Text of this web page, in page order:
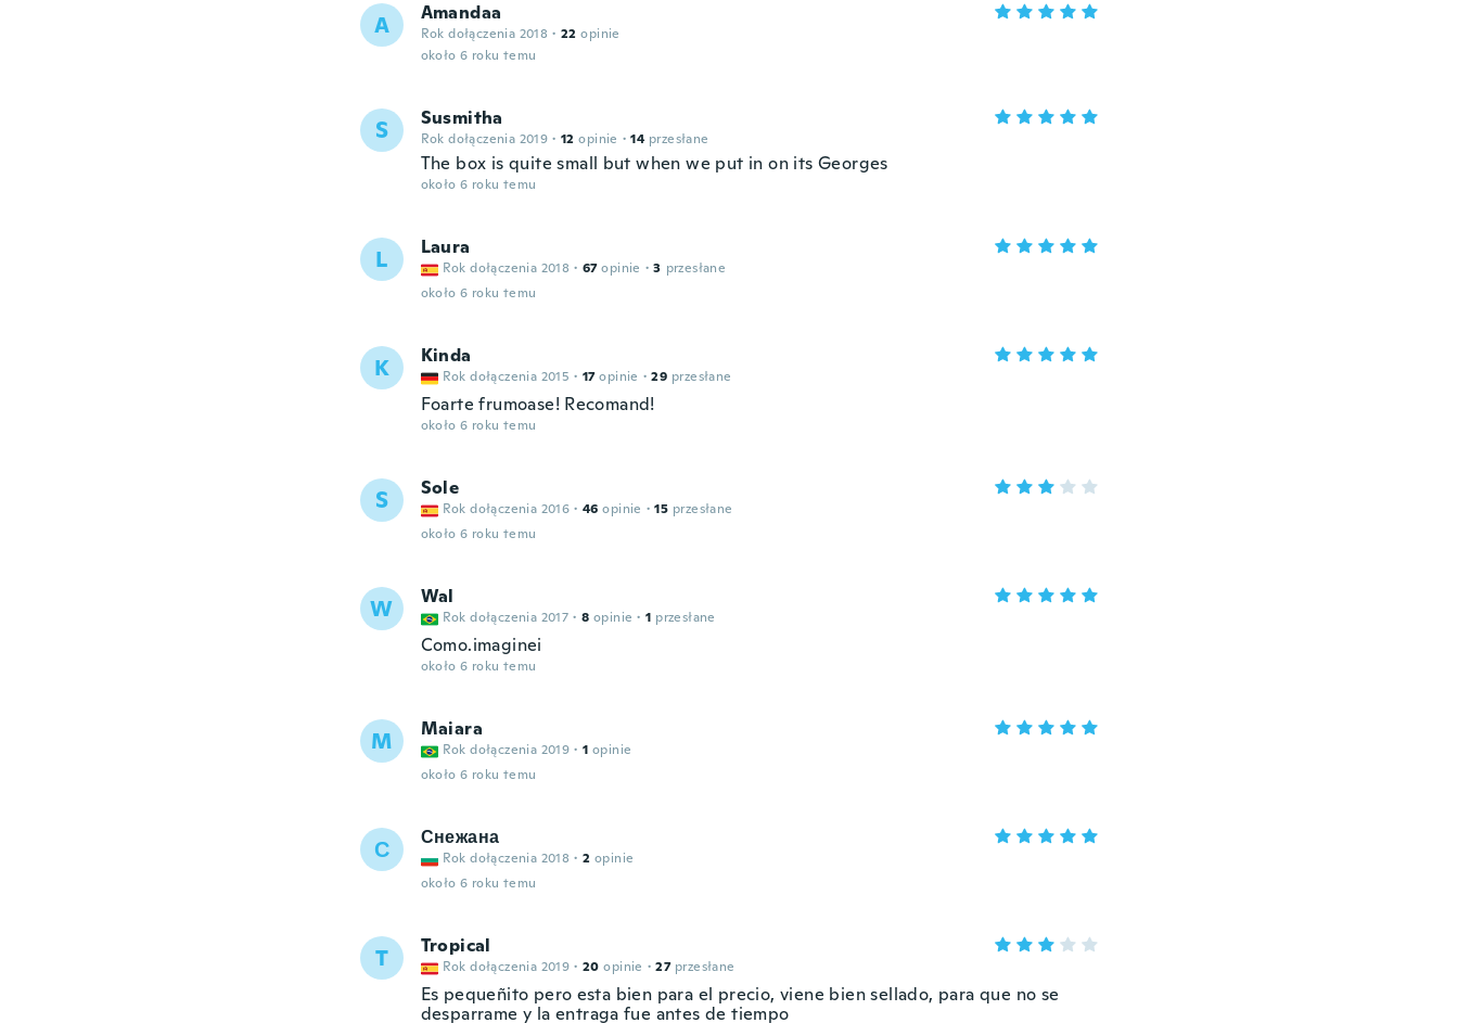
A Amandaa
Rok dołączenia 2018 · 22 opinie
około 6 roku temu
S Susmitha
Rok dołączenia 2019 · 12 opinie · 14 przesłane
The box is quite small but when we put in on its Georges
około 6 roku temu
L Laura
Rok dołączenia 2018 · 67 opinie · 3 przesłane
około 6 roku temu
K Kinda
Rok dołączenia 2015 · 17 opinie · 29 przesłane
Foarte frumoase! Recomand!
około 6 roku temu
S Sole
Rok dołączenia 2016 · 46 opinie · 15 przesłane
około 6 roku temu
W Wal
Rok dołączenia 2017 · 8 opinie · 1 przesłane
Como.imaginei
około 6 roku temu
M Maiara
Rok dołączenia 2019 · 1 opinie
około 6 roku temu
С Снежана
Rok dołączenia 2018 · 2 opinie
około 6 roku temu
T Tropical
Rok dołączenia 2019 · 20 opinie · 27 przesłane
Es pequeñito pero esta bien para el precio, viene bien sellado, para que no se
desparrame y la entraga fue antes de tiempo